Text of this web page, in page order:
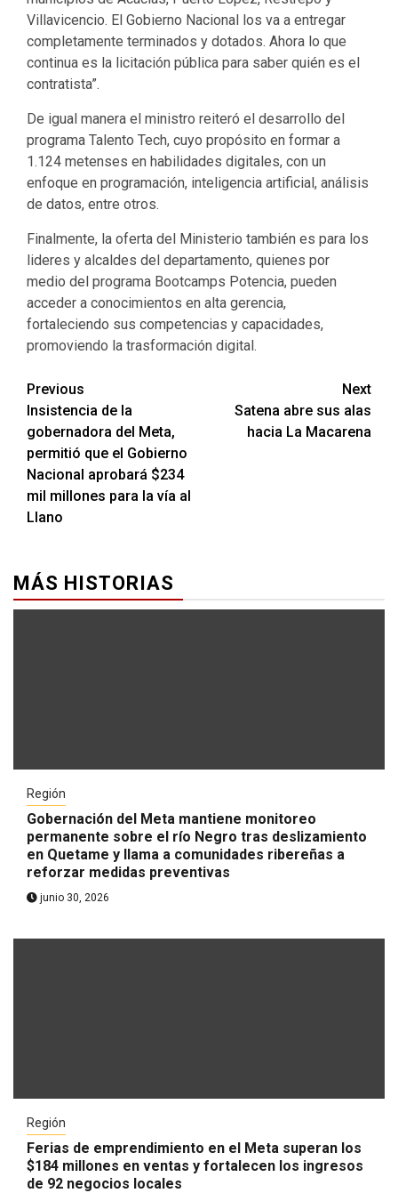
Villavicencio. El Gobierno Nacional los va a entregar
completamente terminados y dotados. Ahora lo que
continua es la licitación pública para saber quién es el
contratista”.
De igual manera el ministro reiteró el desarrollo del
programa Talento Tech, cuyo propósito en formar a
1.124 metenses en habilidades digitales, con un
enfoque en programación, inteligencia artificial, análisis
de datos, entre otros.
Finalmente, la oferta del Ministerio también es para los
lideres y alcaldes del departamento, quienes por
medio del programa Bootcamps Potencia, pueden
acceder a conocimientos en alta gerencia,
fortaleciendo sus competencias y capacidades,
promoviendo la trasformación digital.
Previous
Insistencia de la
gobernadora del Meta,
permitió que el Gobierno
Nacional aprobará $234
mil millones para la vía al
Llano
Next
Satena abre sus alas
hacia La Macarena
MÁS HISTORIAS
Región
Gobernación del Meta mantiene monitoreo
permanente sobre el río Negro tras deslizamiento
en Quetame y llama a comunidades ribereñas a
reforzar medidas preventivas
junio 30, 2026
Región
Ferias de emprendimiento en el Meta superan los
$184 millones en ventas y fortalecen los ingresos
de 92 negocios locales